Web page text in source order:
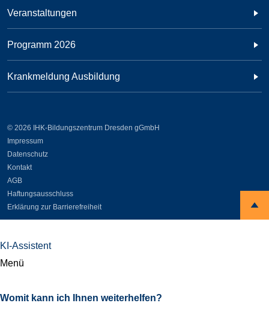
Veranstaltungen
Programm 2026
Krankmeldung Ausbildung
© 2026 IHK-Bildungszentrum Dresden gGmbH
Impressum
Datenschutz
Kontakt
AGB
Haftungsausschluss
Erklärung zur Barrierefreiheit
KI-Assistent
Menü
Womit kann ich Ihnen weiterhelfen?